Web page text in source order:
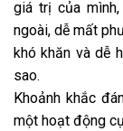
giá trị của
ngoài, dễ mất
khó khăn và dễ
sao.
Khoảnh khắc
một hoạt động